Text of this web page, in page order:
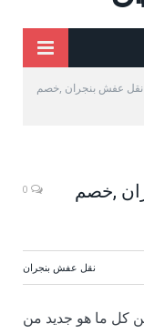
عفش بنجران ,خصم
,خصم
نقل عفش بنجران
كل ما هو جديد من